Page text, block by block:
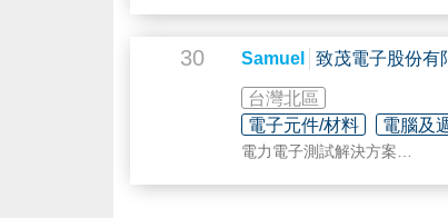
環安應用
車用電子/SMT
公司主要產品為流體控制元
方式，也提供各種工程塑料
我們過去曾供應於貴司及其
30 Samuel 致茂電子股份有
台灣北區
電子元件/材料
電腦及
電力電子測試解決方案